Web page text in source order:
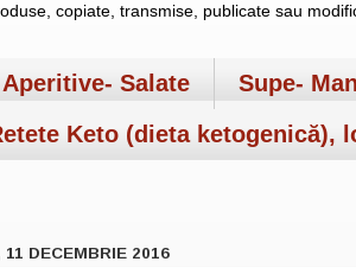
copiate, transmise, publicate sau
Salate Supe-
Keto (dieta ketogenică),
11 DECEMBRIE 2016